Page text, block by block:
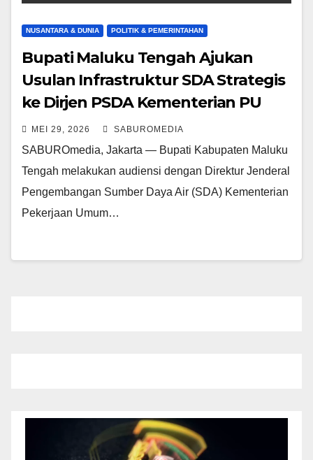
NUSANTARA & DUNIA POLITIK & PEMERINTAHAN
Bupati Maluku Tengah Ajukan
Usulan Infrastruktur SDA Strategis
ke Dirjen PSDA Kementerian PU
MEI 29, 2026 SABUROMEDIA
SABUROmedia, Jakarta — Bupati Kabupaten Maluku
Tengah melakukan audiensi dengan Direktur Jenderal
Pengembangan Sumber Daya Air (SDA) Kementerian
Pekerjaan Umum…